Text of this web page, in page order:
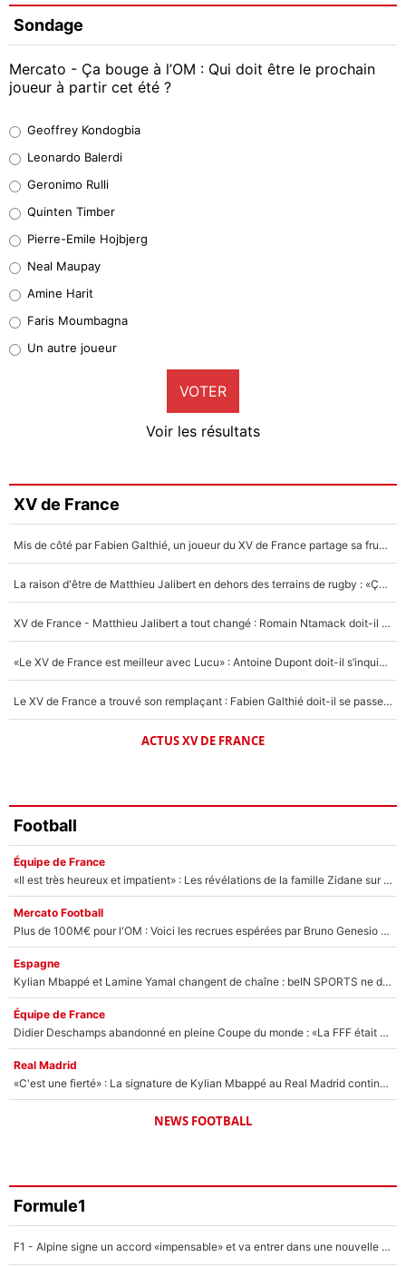
Sondage
Mercato - Ça bouge à l’OM : Qui doit être le prochain
joueur à partir cet été ?
38%
32%
5%
1%
9%
Faris Moumbagna
4%
Un autre joueur
5%
Geoffrey Kondogbia
Leonardo Balerdi
Geronimo Rulli
Quinten Timber
Pierre-Emile Hojbjerg
Neal Maupay
Amine Harit
Faris Moumbagna
Un autre joueur
VOTER
Voir les résultats
XV de France
Mis de côté par Fabien Galthié, un joueur du XV de France partage sa frustration : «ils ne me l’ont pas dit tout de suite»
La raison d'être de Matthieu Jalibert en dehors des terrains de rugby : «Ça m'atteint autant que si tu touches à un membre de ma famille»
XV de France - Matthieu Jalibert a tout changé : Romain Ntamack doit-il s’inquiéter pour sa place à un an de la Coupe du monde ?
«Le XV de France est meilleur avec Lucu» : Antoine Dupont doit-il s’inquiéter pour sa place ?
Le XV de France a trouvé son remplaçant : Fabien Galthié doit-il se passer d'Antoine Dupont ?
ACTUS XV DE FRANCE
Football
Équipe de France
«Il est très heureux et impatient» : Les révélations de la famille Zidane sur sa prise de pouvoir en équipe de France !
Mercato Football
Plus de 100M€ pour l'OM : Voici les recrues espérées par Bruno Genesio et Grégory Lorenzi après l’opération dégraissage
Espagne
Kylian Mbappé et Lamine Yamal changent de chaîne : beIN SPORTS ne digère pas cette décision historique et prédit un fiasco pour la Liga
Équipe de France
Didier Deschamps abandonné en pleine Coupe du monde : «La FFF était déjà passée à Zinedine Zidane»
Real Madrid
«C'est une fierté» : La signature de Kylian Mbappé au Real Madrid continue de régaler l'Espagne
NEWS FOOTBALL
Formule1
F1 - Alpine signe un accord «impensable» et va entrer dans une nouvelle dimension : Grande nouvelle pour Pierre Gasly !